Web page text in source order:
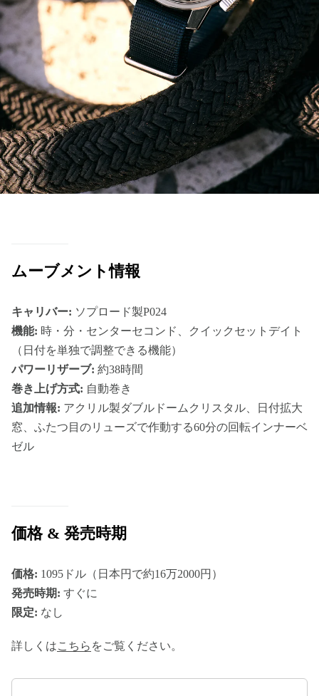
ムーブメント情報
キャリバー: ソプロード製P024
機能: 時・分・センターセコンド、クイックセットデイト
（日付を単独で調整できる機能）
パワーリザーブ: 約38時間
巻き上げ方式: 自動巻き
追加情報: アクリル製ダブルドームクリスタル、日付拡大
窓、ふたつ目のリューズで作動する60分の回転インナーベ
ゼル
価格 & 発売時期
価格: 1095ドル（日本円で約16万2000円）
発売時期: すぐに
限定: なし
詳しくはこちら をご覧ください。